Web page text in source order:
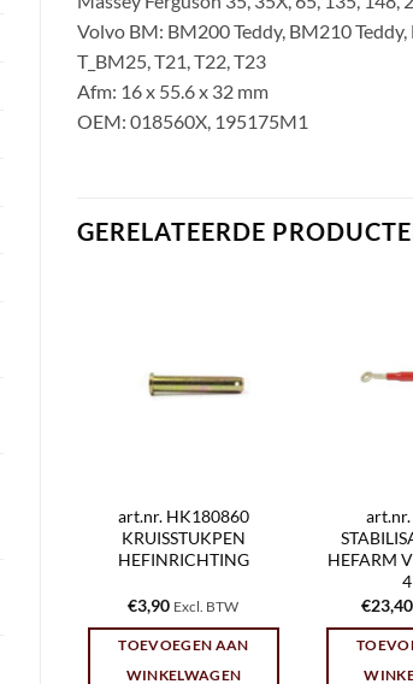
Volvo BM: BM200 Teddy, BM210
T_BM25, T21, T22, T23
Afm: 16 x 55.6 x 32 mm
OEM: 018560X, 195175M1
GERELATEERDE
art.nr. HK180860
KRUISSTUKPEN
HEFINRICHTING
€3,90 Excl. BTW
TOEVOEGEN AAN
WINKELWAGEN
HEFARM
€23,40